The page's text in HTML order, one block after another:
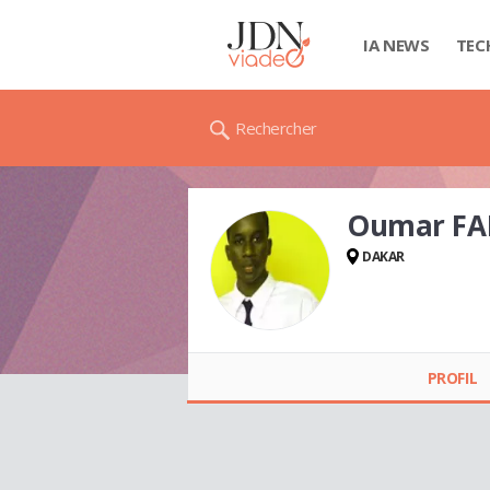
IA NEWS
Rechercher
Oumar
DAKAR
PROFIL